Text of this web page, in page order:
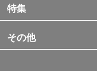
特集
その他